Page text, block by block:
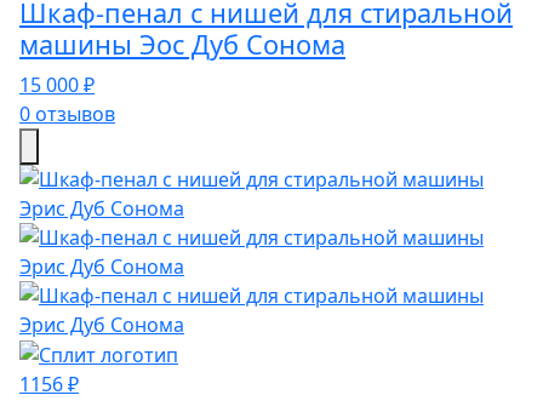
Шкаф-пенал с нишей для стиральной
машины Эос Дуб Сонома
15 000 ₽
0 отзывов
1156 ₽